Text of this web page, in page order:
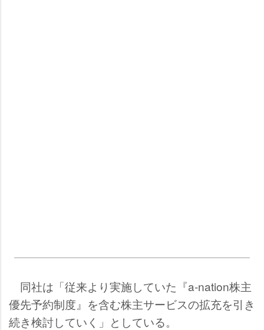
同社は「従来より実施していた『a-nation株主
優先予約制度』を含む株主サービスの拡充を引き
続き検討していく」としている。